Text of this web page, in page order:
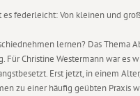
es federleicht: Von kleinen und
lernen? Das Thema
Für Christine Westermann war es
Erst jetzt, in einem
zu einer häufig geübten Praxis